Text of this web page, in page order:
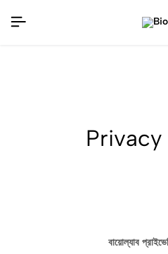
+88 01738-203402
বায়োল্যাব